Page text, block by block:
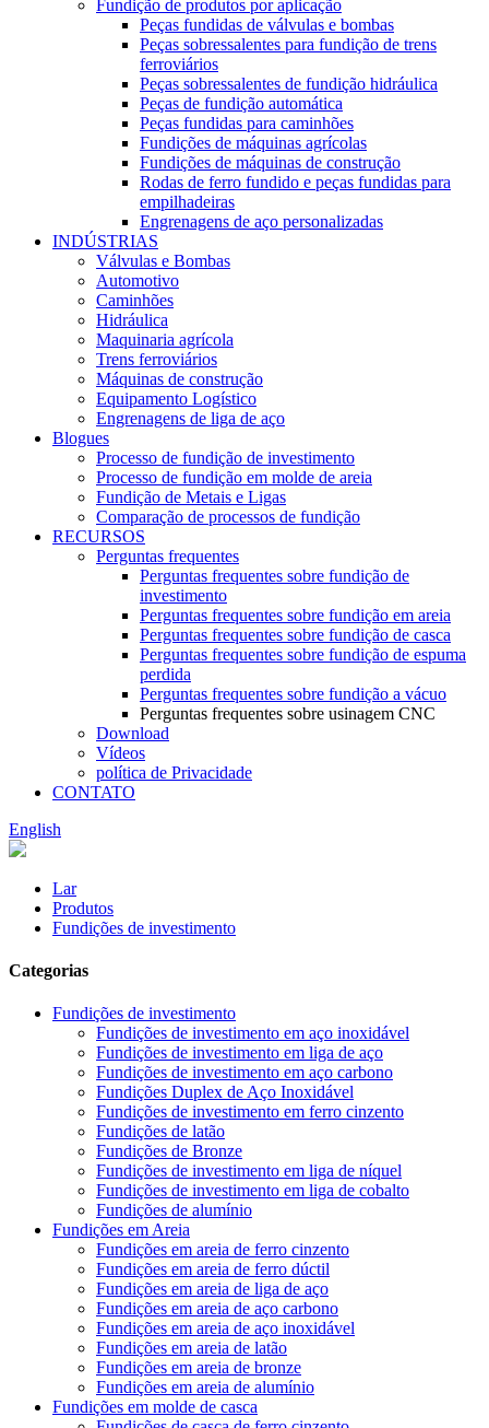
Fundição de produtos por aplicação
Peças fundidas de válvulas e bombas
Peças sobressalentes para fundição de trens
ferroviários
Peças sobressalentes de fundição hidráulica
Peças de fundição automática
Peças fundidas para caminhões
Fundições de máquinas agrícolas
Fundições de máquinas de construção
Rodas de ferro fundido e peças fundidas para
empilhadeiras
Engrenagens de aço personalizadas
INDÚSTRIAS
Válvulas e Bombas
Automotivo
Caminhões
Hidráulica
Maquinaria agrícola
Trens ferroviários
Máquinas de construção
Equipamento Logístico
Engrenagens de liga de aço
Blogues
Processo de fundição de investimento
Processo de fundição em molde de areia
Fundição de Metais e Ligas
Comparação de processos de fundição
RECURSOS
Perguntas frequentes
Perguntas frequentes sobre fundição de
investimento
Perguntas frequentes sobre fundição em areia
Perguntas frequentes sobre fundição de casca
Perguntas frequentes sobre fundição de espuma
perdida
Perguntas frequentes sobre fundição a vácuo
Perguntas frequentes sobre usinagem CNC
Download
Vídeos
política de Privacidade
CONTATO
English
Lar
Produtos
Fundições de investimento
Categorias
Fundições de investimento
Fundições de investimento em aço inoxidável
Fundições de investimento em liga de aço
Fundições de investimento em aço carbono
Fundições Duplex de Aço Inoxidável
Fundições de investimento em ferro cinzento
Fundições de latão
Fundições de Bronze
Fundições de investimento em liga de níquel
Fundições de investimento em liga de cobalto
Fundições de alumínio
Fundições em Areia
Fundições em areia de ferro cinzento
Fundições em areia de ferro dúctil
Fundições em areia de liga de aço
Fundições em areia de aço carbono
Fundições em areia de aço inoxidável
Fundições em areia de latão
Fundições em areia de bronze
Fundições em areia de alumínio
Fundições em molde de casca